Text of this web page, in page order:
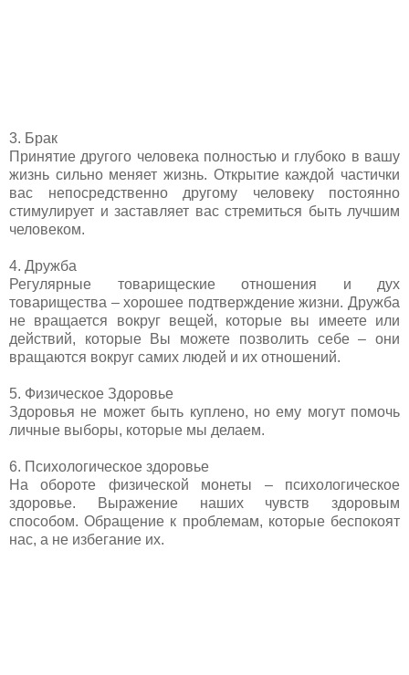
3. Брак
Принятие другого человека полностью и глубоко в вашу
жизнь сильно меняет жизнь. Открытие каждой частички
вас непосредственно другому человеку постоянно
стимулирует и заставляет вас стремиться быть лучшим
человеком.
4. Дружба
Регулярные товарищеские отношения и дух
товарищества – хорошее подтверждение жизни. Дружба
не вращается вокруг вещей, которые вы имеете или
действий, которые Вы можете позволить себе – они
вращаются вокруг самих людей и их отношений.
5. Физическое Здоровье
Здоровья не может быть куплено, но ему могут помочь
личные выборы, которые мы делаем.
6. Психологическое здоровье
На обороте физической монеты – психологическое
здоровье. Выражение наших чувств здоровым
способом. Обращение к проблемам, которые беспокоят
нас, а не избегание их.